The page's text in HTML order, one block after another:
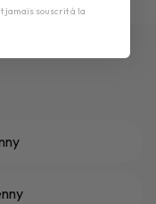
jamais souscrit à la